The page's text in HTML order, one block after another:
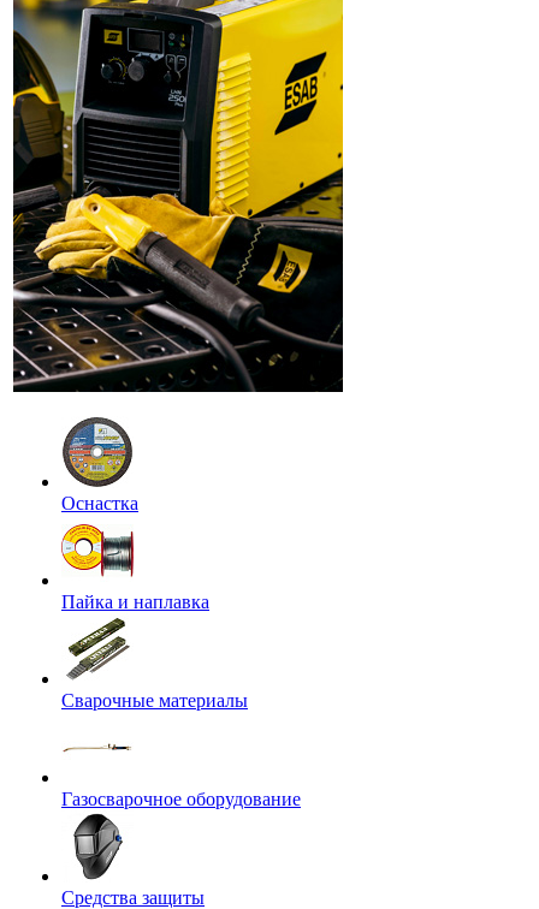
Оснастка
Пайка и наплавка
Сварочные материалы
Газосварочное оборудование
Средства защиты